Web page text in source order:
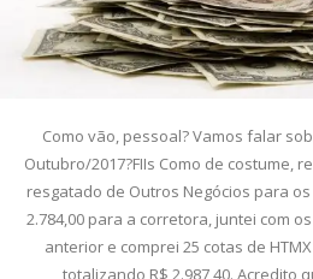
Como vão, pessoal? Vamos falar
Outubro/2017?FIIs Como de costume,
resgatado de Outros Negócios para os
2.784,00 para a corretora, juntei com
anterior e comprei 25 cotas de